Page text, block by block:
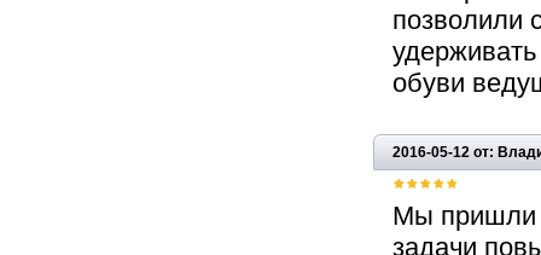
позволили
обуви
2016-05-12 от:
Мы пришли
задачи